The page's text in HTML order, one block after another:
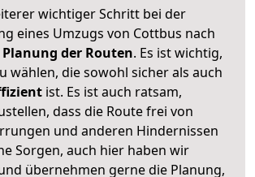
wichtiger Schritt bei der
eines Umzugs von Cottbus nach
der Routen. Es ist wichtig,
wählen, die sowohl sicher als auch
ist. Es ist auch ratsam,
dass die Route frei von
und anderen Hindernissen
Sorgen, auch hier haben wir
übernehmen gerne die Planung,